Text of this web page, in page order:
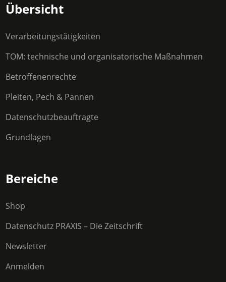
Übersicht
Verarbeitungstätigkeiten
TOM: technische und organisatorische Maßnahmen
Betroffenenrechte
Pleiten, Pech & Pannen
Datenschutzbeauftragte
Grundlagen
Bereiche
Shop
Datenschutz PRAXIS – Die Zeitschrift
Newsletter
Anmelden